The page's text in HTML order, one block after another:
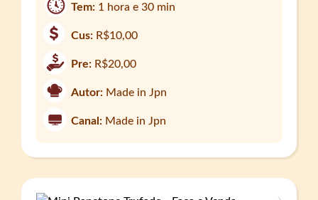
Tem: 1 hora e 30 min
Cus: R$10,00
Pre: R$20,00
Autor: Made in Jpn
Canal: Made in Jpn